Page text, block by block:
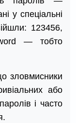
у спеціальні
123456,
— тобто
зловмисники
або
і часто